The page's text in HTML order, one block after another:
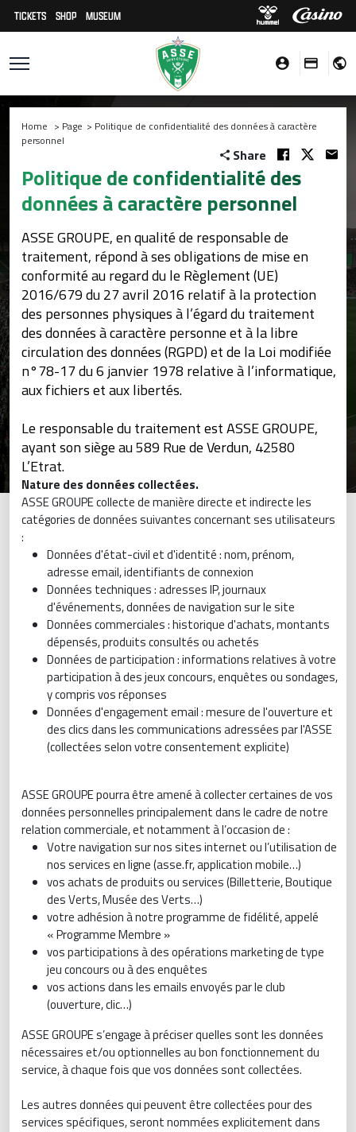
TICKETS SHOP MUSEUM
Home > Page > Politique de confidentialité des données à caractère
personnel
Share
Politique de confidentialité des
données à caractère personnel
ASSE GROUPE, en qualité de responsable de
traitement, répond à ses obligations de mise en
conformité au regard du le Règlement (UE)
2016/679 du 27 avril 2016 relatif à la protection
des personnes physiques à l’égard du traitement
des données à caractère personne et à la libre
circulation des données (RGPD) et de la Loi modifiée
n°78-17 du 6 janvier 1978 relative à l’informatique,
aux fichiers et aux libertés.
Le responsable du traitement est ASSE GROUPE,
ayant son siège au 589 Rue de Verdun, 42580
L’Etrat.
Nature des données collectées.
ASSE GROUPE collecte de manière directe et indirecte les
catégories de données suivantes concernant ses utilisateurs
:
Données d'état-civil et d'identité : nom, prénom,
adresse email, identifiants de connexion
Données techniques : adresses IP, journaux
d'événements, données de navigation sur le site
Données commerciales : historique d'achats, montants
dépensés, produits consultés ou achetés
Données de participation : informations relatives à votre
participation à des jeux concours, enquêtes ou sondages,
y compris vos réponses
Données d'engagement email : mesure de l'ouverture et
des clics dans les communications adressées par l'ASSE
(collectées selon votre consentement explicite)
ASSE GROUPE pourra être amené à collecter certaines de vos
données personnelles principalement dans le cadre de notre
relation commerciale, et notamment à l’occasion de :
Votre navigation sur nos sites internet ou l’utilisation de
nos services en ligne (asse.fr, application mobile…)
vos achats de produits ou services (Billetterie, Boutique
des Verts, Musée des Verts…)
votre adhésion à notre programme de fidélité, appelé
« Programme Membre »
vos participations à des opérations marketing de type
jeu concours ou à des enquêtes
vos actions dans les emails envoyés par le club
(ouverture, clic…)
ASSE GROUPE s’engage à préciser quelles sont les données
nécessaires et/ou optionnelles au bon fonctionnement du
service, à chaque fois que vos données sont collectées.
Les autres données qui peuvent être collectées pour des
services spécifiques, seront nommées explicitement dans